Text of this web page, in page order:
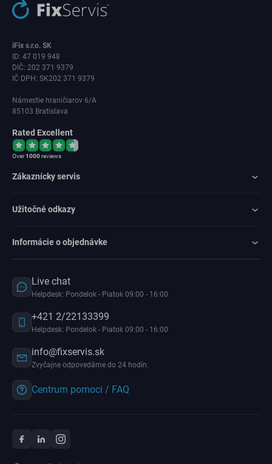
iFix s.r.o. SK
ID: 47 019 948
DIČ: 202 371 9379
IČ DPH: SK202 371 9379
Námestie hraničiarov 6/A
85103 Bratislava
Rated Excellent
Over1000reviews
Zákaznícky servis
Užitočné odkazy
Informácie o objednávke
Live chat
Helpdesk: Pondelok - Piatok 09:00 - 16:00
+421 2/22133399
Helpdesk: Pondelok - Piatok 09:00 - 16:00
info@fixservis.sk
Zvyčajne odpovedáme do 24 hodín.
Centrum pomoci / FAQ